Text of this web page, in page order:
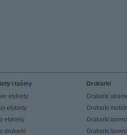
i taśmy
etykiety
etykiety
etykiety
drukarki
Drukarki
Drukarki
Drukarki
Drukarki
Drukarki